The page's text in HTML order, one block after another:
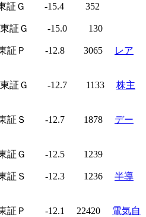
東証Ｇ -15.4 352
東証Ｇ -15.0 130
証Ｐ -12.8 3065
レア
東証Ｇ -12.7 1133 株主
東証Ｓ -12.7 1878 デー
Ｇ -12.5 1239
Ｓ -12.3 1236 半導
証Ｐ -12.1 22420 電気自